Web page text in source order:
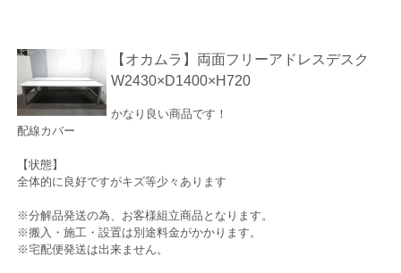
【オカムラ】両面フリーアドレスデスク
W2430×D1400×H720
かなり良い商品です！
配線カバー
【状態】
全体的に良好ですがキズ等少々あります
※分解品発送の為、お客様組立商品となります。
※搬入・施工・設置は別途料金がかかります。
※宅配便発送は出来ません。